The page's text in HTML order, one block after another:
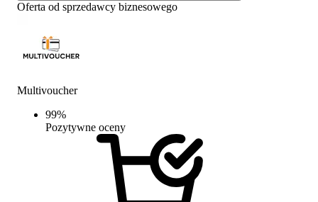
Oferta od sprzedawcy biznesowego
Multivoucher
99%
Pozytywne oceny